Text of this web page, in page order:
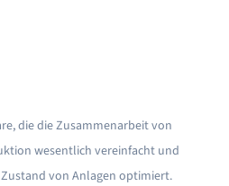
die die Zusammenarbeit von
wesentlich vereinfacht und
von Anlagen optimiert.